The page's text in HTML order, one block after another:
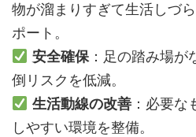
物が溜まりすぎて生活しづ
ポート。
安全確保：足の踏み場が
倒リスクを低減。
生活動線の改善：必要な
しやすい環境を整備。